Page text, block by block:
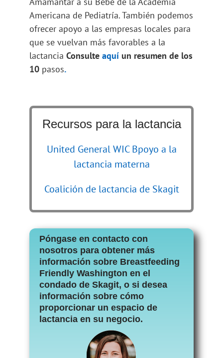
Americana de Pediatría. También podemos
ofrecer apoyo a las empresas locales para
que se vuelvan más favorables a la
lactancia Consulte aquí un resumen de los
10 pasos.
Recursos para la lactancia
United General WIC Bpoyo a la
lactancia materna
Coalición de lactancia de Skagit
Póngase en contacto con
nosotros para obtener más
información sobre Breastfeeding
Friendly Washington en el
condado de Skagit, o si desea
información sobre cómo
proporcionar un espacio de
lactancia en su negocio.